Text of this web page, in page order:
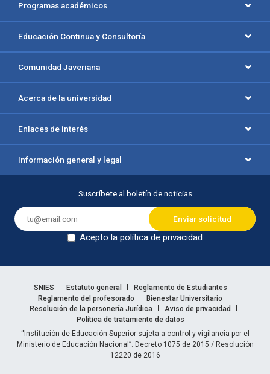
Programas académicos
Educación Continua y Consultoría
Comunidad Javeriana
Acerca de la universidad
Enlaces de interés
Información general y legal
Suscríbete al boletín de noticias
Acepto la política de privacidad
Enlaces legales
SNIES Estatuto general
Reglamento de Estudiantes
Reglamento del profesorado
Bienestar Universitario
Resolución de la personería Jurídica
Aviso de privacidad
Política de tratamiento de datos
Información legal
“Institución de Educación Superior sujeta a control y vigilancia por el
Ministerio de Educación Nacional”. Decreto 1075 de 2015 / Resolución
12220 de 2016